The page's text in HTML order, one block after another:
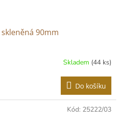
90mm
Skladem (44 ks)
Do košíku
Kód: 25222/03